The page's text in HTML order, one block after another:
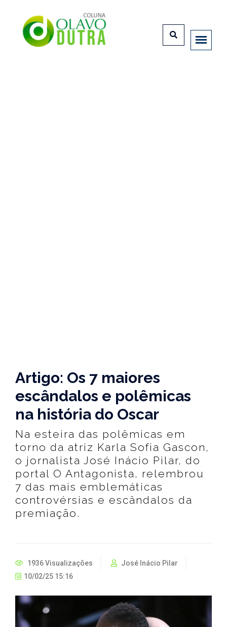
Artigo: Os 7 maiores
escândalos e polêmicas
na história do Oscar
Na esteira das polêmicas em
torno da atriz Karla Sofia Gascon,
o jornalista José Inácio Pilar, do
portal O Antagonista, relembrou
7 das mais emblemáticas
controvérsias e escândalos da
premiação.
1936 Visualizações
José Inácio Pilar
10/02/25 15:16